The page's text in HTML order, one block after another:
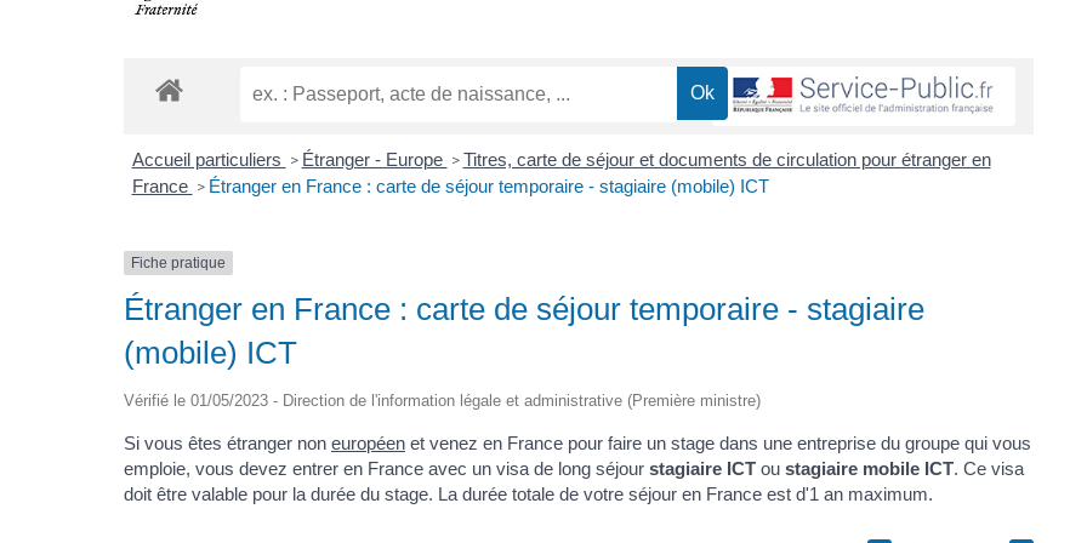
Accueil particuliers > Étranger - Europe > Titres, carte de séjour et documents de circulation pour étranger en
France > Étranger en France : carte de séjour temporaire - stagiaire (mobile) ICT
Fiche pratique
Étranger en France : carte de séjour temporaire - stagiaire
(mobile) ICT
Vérifié le 01/05/2023 - Direction de l'information légale et administrative (Première ministre)
Si vous êtes étranger non européen et venez en France pour faire un stage dans une entreprise du groupe qui vous
emploie, vous devez entrer en France avec un visa de long séjour stagiaire ICT ou stagiaire mobile ICT. Ce visa
doit être valable pour la durée du stage. La durée totale de votre séjour en France est d'1 an maximum.